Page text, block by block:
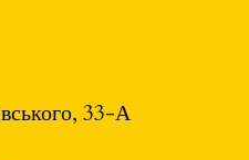
33-А